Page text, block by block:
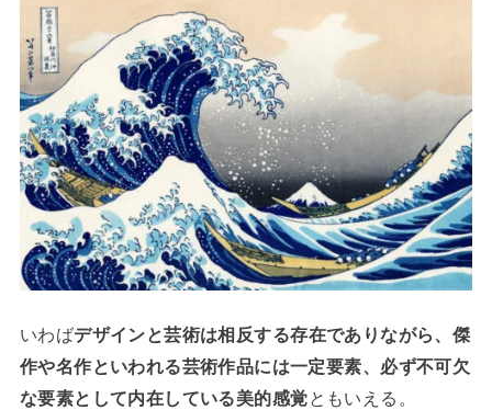
いわばデザインと芸術は相反する存在でありながら、傑
作や名作といわれる芸術作品には一定要素、必ず不可欠
な要素として内在している美的感覚ともいえる。